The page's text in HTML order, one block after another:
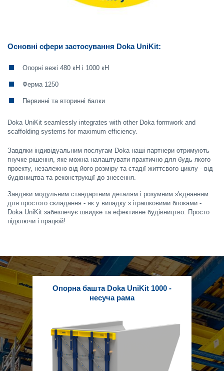
Основні сфери застосування Doka UniKit:
Опорні вежі 480 кН і 1000 кН
Ферма 1250
Первинні та вторинні балки
Doka UniKit seamlessly integrates with other Doka formwork and
scaffolding systems for maximum efficiency.
Завдяки індивідуальним послугам Doka наші партнери отримують
гнучке рішення, яке можна налаштувати практично для будь-якого
проекту, незалежно від його розміру та стадії життєвого циклу - від
будівництва та реконструкції до знесення.
Завдяки модульним стандартним деталям і розумним з'єднанням
для простого складання - як у випадку з іграшковими блоками -
Doka UniKit забезпечує швидке та ефективне будівництво. Просто
підключи і працюй!
Опорна башта Doka UniKit 1000 -
несуча рама